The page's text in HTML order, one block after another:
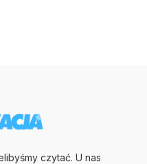
czytać. U nas